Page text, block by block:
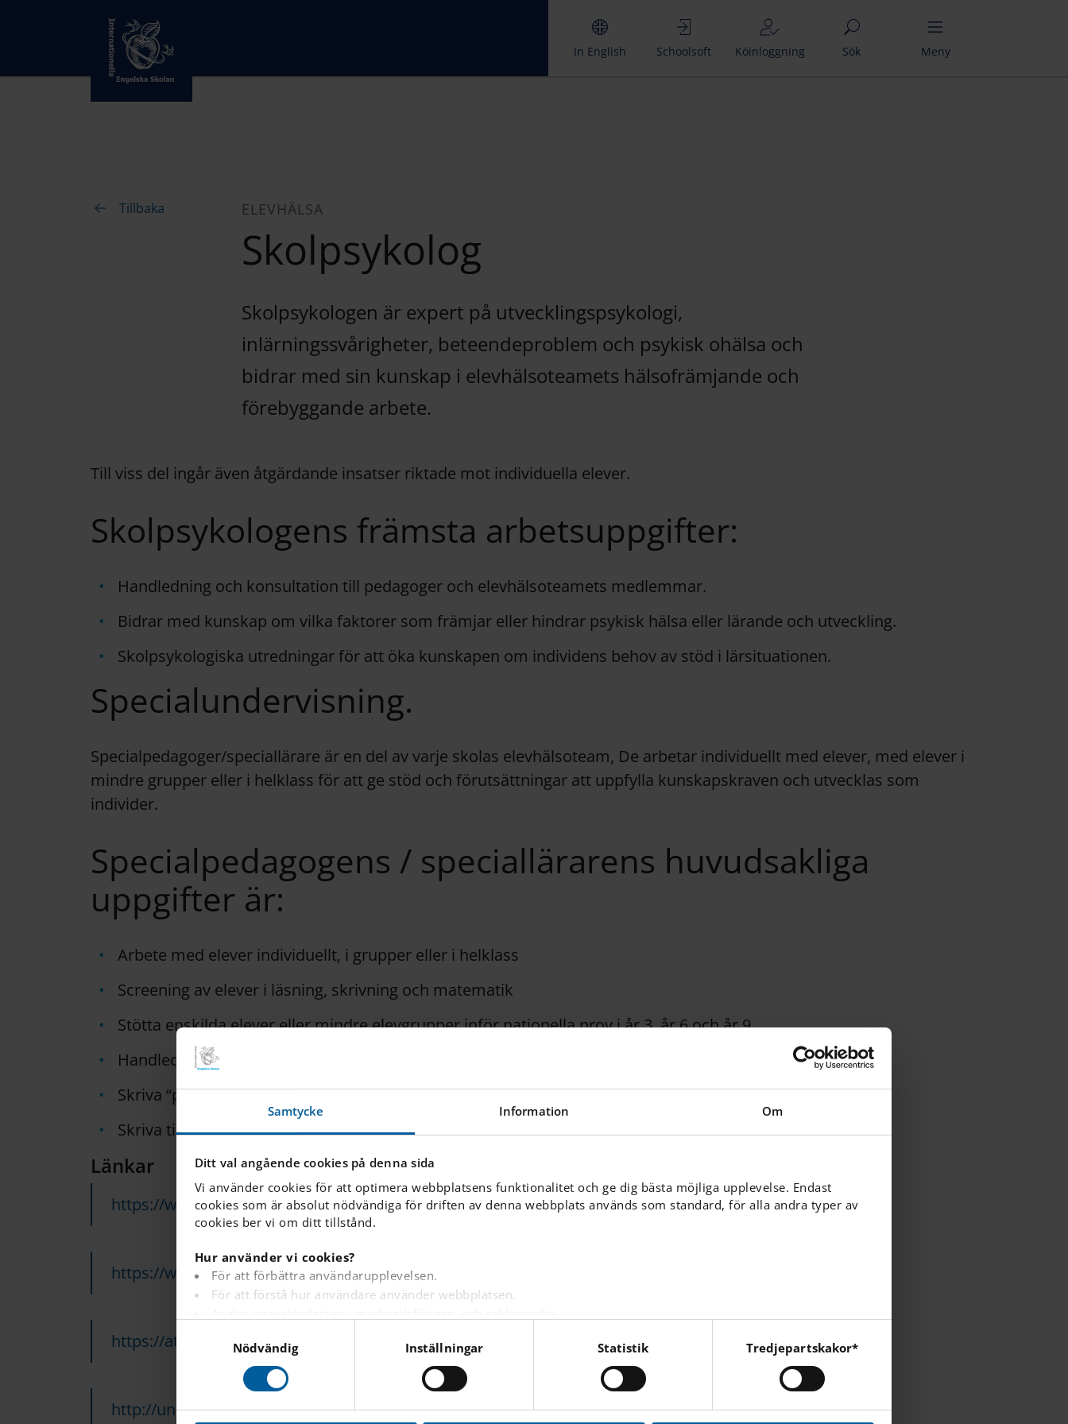
Samtycke Information Om
Ditt val angående cookies på denna sida
Vi använder cookies för att optimera webbplatsens funktionalitet och ge dig bästa möjliga upplevelse. Endast
cookies som är absolut nödvändiga för driften av denna webbplats används som standard, för alla andra typer av
cookies ber vi om ditt tillstånd.
Hur använder vi cookies?
För att förbättra användarupplevelsen.
För att förstå hur användare använder webbplatsen.
För att spåra om en besökare är inloggad eller inte.
För att tillhandahålla inbäddat innehåll från tredjepartsleverantörer som Google, Facebook, Instagram och
YouTube.
a
Nödvändig Inställningar Statistik Tredjepartskakor*
In English Schoolsoft Köinloggning Sök Meny
Tillbaka ELEVHÄLSA
Skolpsykolog
Skolpsykologen är expert på utvecklingspsykologi,
inlärningssvårigheter, beteendeproblem och psykisk ohälsa och
bidrar med sin kunskap i elevhälsoteamets hälsofrämjande och
förebyggande arbete.
Till viss del ingår även åtgärdande insatser riktade mot individuella elever.
Skolpsykologens främsta arbetsuppgifter:
Handledning och konsultation till pedagoger och elevhälsoteamets medlemmar.
Bidrar med kunskap om vilka faktorer som främjar eller hindrar psykisk hälsa eller lärande och utveckling.
Skolpsykologiska utredningar för att öka kunskapen om individens behov av stöd i lärsituationen.
Specialundervisning.
Specialpedagoger/speciallärare är en del av varje skolas elevhälsoteam, De arbetar individuellt med elever, med elever i
mindre grupper eller i helklass för att ge stöd och förutsättningar att uppfylla kunskapskraven och utvecklas som
individer.
Specialpedagogens / speciallärarens huvudsakliga
uppgifter är:
Arbete med elever individuellt, i grupper eller i helklass
Screening av elever i läsning, skrivning och matematik
Stötta enskilda elever eller mindre elevgrupper inför nationella prov i år 3, år 6 och år 9
Handledning av elever och lärare kring olika alternativa inlärningsverktyg och inlärningsstilar
Skriva “pedagogiska utredningar” och åtgärdsprogram samt skapa stödåtgärder
Skriva tilläggsbeloppsansökningar baserade på elevens individuella behov
Länkar
https://www.skolverket.se/
https://www.spsm.se/
https://attention.se/
http://ung.attention.se/